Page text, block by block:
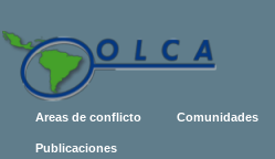
Areas de conflicto Comunidades
Publicaciones